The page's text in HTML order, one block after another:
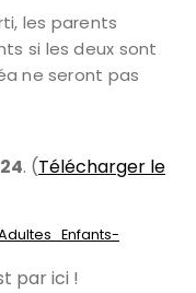
les parents
si les deux sont
ne seront pas
. (Télécharger le
par ici !